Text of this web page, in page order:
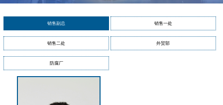
销售副总 销售一处
销售二处 外贸部
防腐厂